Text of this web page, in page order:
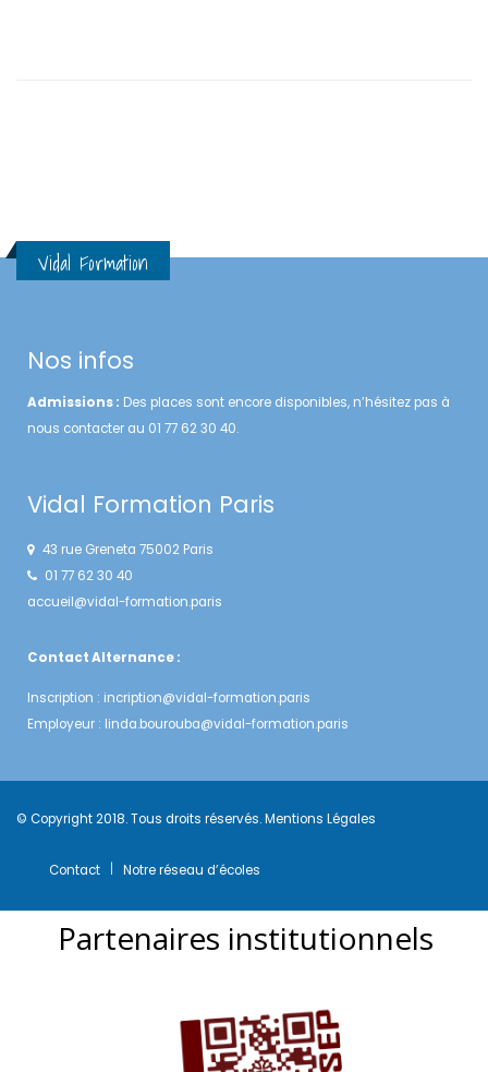
Vidal Formation
Nos infos
Admissions : Des places sont encore disponibles, n’hésitez pas à
nous contacter au 01 77 62 30 40.
Vidal Formation Paris
43 rue Greneta 75002 Paris
01 77 62 30 40
accueil@vidal-formation.paris
Contact Alternance :
Inscription : incription@vidal-formation.paris
Employeur : linda.bourouba@vidal-formation.paris
© Copyright 2018. Tous droits réservés.Mentions Légales
Contact Notre réseau d’écoles
Partenaires institutionnels